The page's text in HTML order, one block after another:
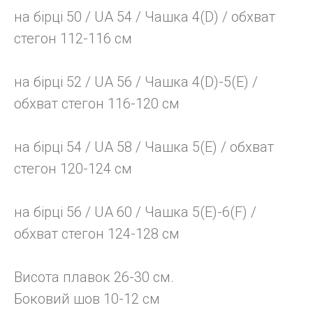
на бірці 50 / UA 54 / Чашка 4(D) / обхват
стегон 112-116 см
на бірці 52 / UA 56 / Чашка 4(D)-5(E) /
обхват стегон 116-120 см
на бірці 54 / UA 58 / Чашка 5(E) / обхват
стегон 120-124 см
на бірці 56 / UA 60 / Чашка 5(E)-6(F) /
обхват стегон 124-128 см
Висота плавок 26-30 см.
Боковий шов 10-12 см